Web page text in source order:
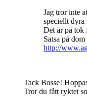
Jag tror inte
speciellt dyra
Det är på tok
Satsa på
http://
Tack Bosse!
Tror du fått ryktet